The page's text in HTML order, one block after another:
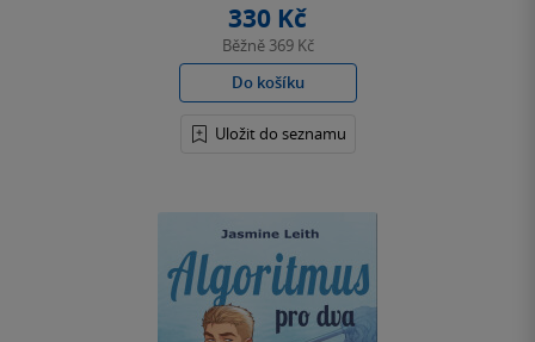
330 Kč
Běžně 369 Kč
Do košíku
Uložit do seznamu